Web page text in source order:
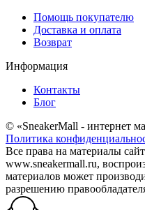
Помощь покупателю
Доставка и оплата
Возврат
Информация
Контакты
Блог
© «SneakerMall - интернет
Политика
Все права на материалы
www.sneakermall.ru,
материалов может
разрешению